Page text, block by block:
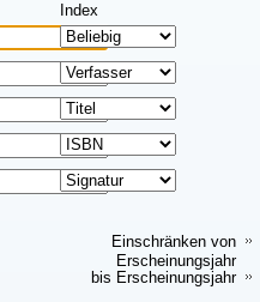
Index
Einschränken von
Erscheinungsjahr
bis Erscheinungsjahr